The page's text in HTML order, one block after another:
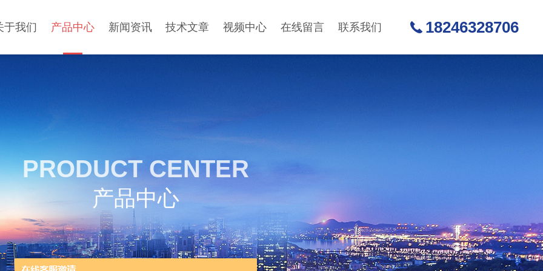
于我们 产品中心 新闻资讯 技术文章 视频中心 在线留言 联系我们 18246328706
PRODUCT CENTER
产品中心